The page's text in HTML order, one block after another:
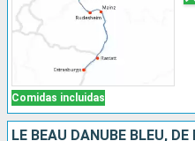
Comidas incluidas